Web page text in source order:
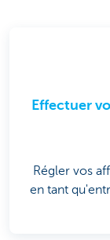
Effectuer
Régler vos
en tant